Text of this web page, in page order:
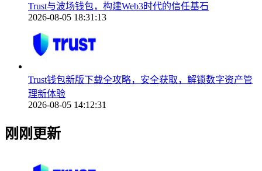
Trust与波场钱包，构建Web3时代的信任基石
2026-08-05 18:31:13
Trust钱包新版下载全攻略，安全获取，解锁数字资产管
理新体验
2026-08-05 14:12:31
刚刚更新